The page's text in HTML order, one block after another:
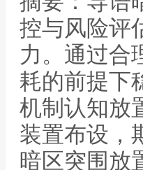
控与风险评
力。通过合
耗的前提下
机制认知放
装置布设，
暗区突围放